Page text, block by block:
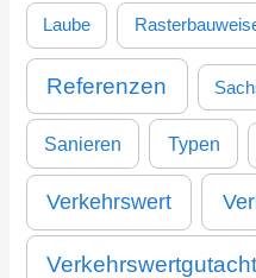
Laube
Referenzen
Sanieren Typen
Verkehrswert